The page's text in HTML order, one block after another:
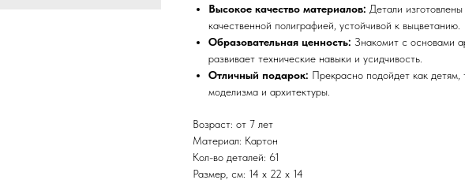
Высокое качество материалов: Детали
качественной полиграфией, устойчивой к выцветанию.
Образовательная ценность: Знакомит с основами
развивает технические навыки и усидчивость.
Отличный подарок: Прекрасно подойдет как
моделизма и архитектуры.
Возраст: от 7 лет
Материал: Картон
Кол-во деталей: 61
Размер, см: 14 х 22 х 14